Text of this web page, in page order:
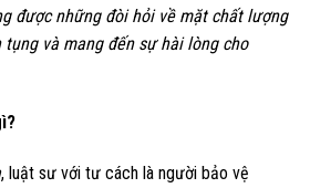
được những đòi hỏi về mặt chất lượng
và mang đến sự hài lòng cho
, luật sư với tư cách là người bảo vệ